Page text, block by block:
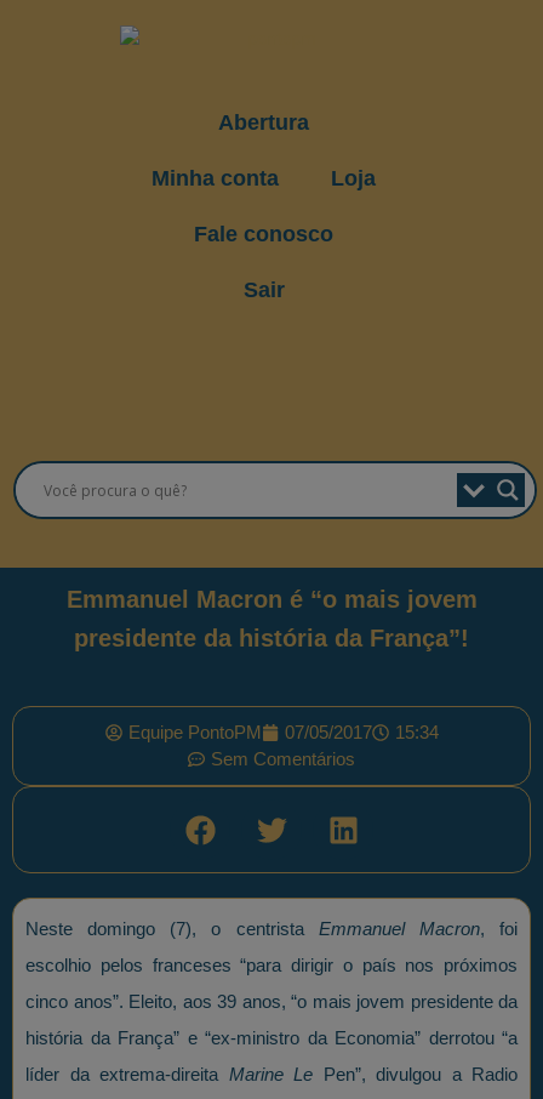
Abertura
Minha conta Loja
Fale conosco
Sair
Emmanuel Macron é “o mais jovem
presidente da história da França”!
Equipe PontoPM 07/05/2017
15:34
Sem Comentários
Neste domingo (7), o centrista Emmanuel Macron, foi
escolhio pelos franceses “para dirigir o país nos próximos
cinco anos”. Eleito, aos 39 anos, “o mais jovem presidente da
história da França” e “ex-ministro da Economia” derrotou “a
líder da extrema-direita Marine Le Pen”, divulgou a Radio